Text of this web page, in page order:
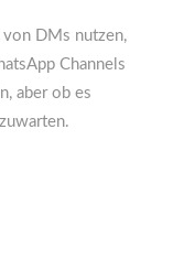
DMs nutzen,
Channels
aber ob es